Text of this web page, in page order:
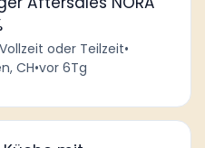
Vollzeit oder Teilzeit•
CH•vor 6Tg